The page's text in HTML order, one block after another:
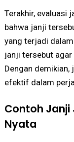
Terakhir, evaluasi
bahwa janji
yang terjadi
janji tersebut
Dengan
efektif dalam
Contoh Janji
Nyata